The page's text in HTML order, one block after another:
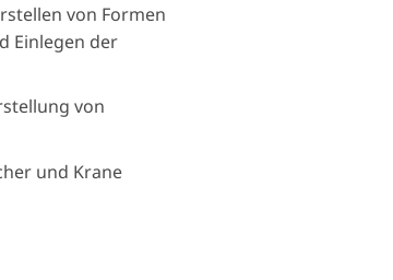
von Formen
Einlegen der
von
und Krane